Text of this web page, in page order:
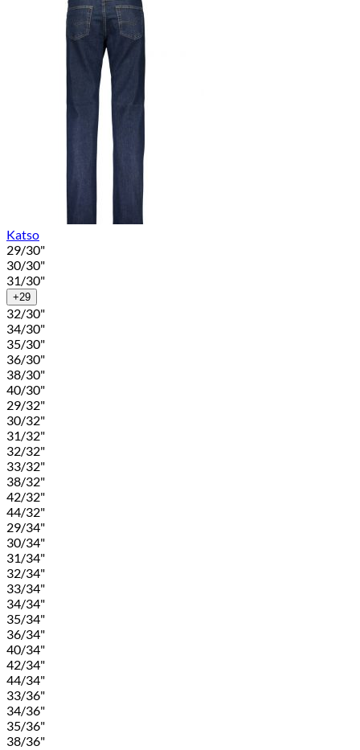
Katso
29/30"
30/30"
31/30"
+29
32/30"
34/30"
35/30"
36/30"
38/30"
40/30"
29/32"
30/32"
31/32"
32/32"
33/32"
38/32"
42/32"
44/32"
29/34"
30/34"
31/34"
32/34"
33/34"
34/34"
35/34"
36/34"
40/34"
42/34"
44/34"
33/36"
34/36"
35/36"
38/36"